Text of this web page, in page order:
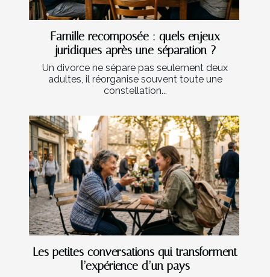
Famille recomposée : quels enjeux
juridiques après une séparation ?
Un divorce ne sépare pas seulement deux
adultes, il réorganise souvent toute une
constellation...
Les petites conversations qui transforment
l’expérience d’un pays